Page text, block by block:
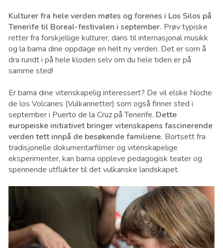
Kulturer fra hele verden møtes og forenes i Los Silos på
Tenerife til Boreal-festivalen i september. Prøv typiske
retter fra forskjellige kulturer, dans til internasjonal musikk
og la barna dine oppdage en helt ny verden. Det er som å
dra rundt i på hele kloden selv om du hele tiden er på
samme sted!
Er barna dine vitenskapelig interessert? De vil elske Noche
de los Volcanes (Vulkannetter) som også finner sted i
september i Puerto de la Cruz på Tenerife. Dette
europeiske initiativet bringer vitenskapens fascinerende
verden tett innpå de besøkende familiene. Bortsett fra
tradisjonelle dokumentarfilmer og vitenskapelige
eksperimenter, kan barna oppleve pedagogisk teater og
spennende utflukter til det vulkanske landskapet.